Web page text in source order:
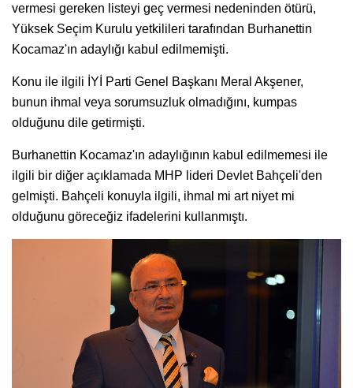
vermesi gereken listeyi geç vermesi nedeninden ötürü,
Yüksek Seçim Kurulu yetkilileri tarafından Burhanettin
Kocamaz'ın adaylığı kabul edilmemişti.
Konu ile ilgili İYİ Parti Genel Başkanı Meral Akşener,
bunun ihmal veya sorumsuzluk olmadığını, kumpas
olduğunu dile getirmişti.
Burhanettin Kocamaz'ın adaylığının kabul edilmemesi ile
ilgili bir diğer açıklamada MHP lideri Devlet Bahçeli'den
gelmişti. Bahçeli konuyla ilgili, ihmal mi art niyet mi
olduğunu göreceğiz ifadelerini kullanmıştı.